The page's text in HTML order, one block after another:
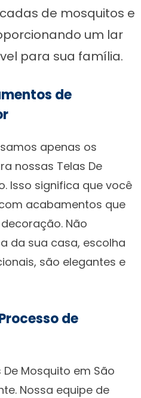
de mosquitos e
um lar
para sua família.
de
apenas os
nossas Telas De
Isso significa que você
acabamentos que
Não
da sua casa, escolha
são elegantes e
de
Mosquito em São
Nossa equipe de